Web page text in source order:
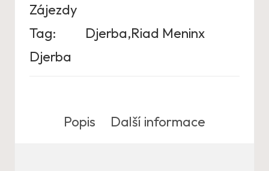
Zájezdy
Tag:
Djerba,Riad Meninx
Djerba
Popis Další informace